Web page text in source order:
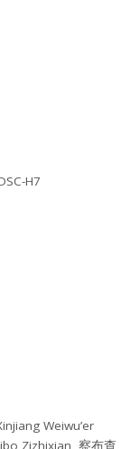
H7
Weiwu’er
Zizhixian, 察布查